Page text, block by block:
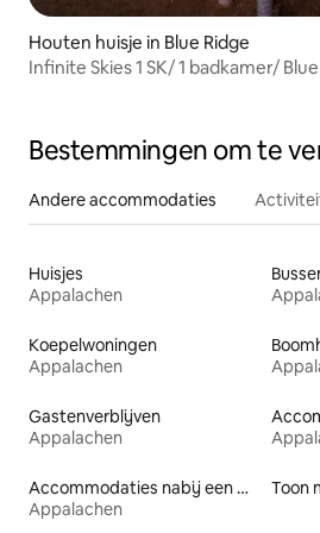
Houten huisje in Blue Ridge
Infinite Skies 1 SK/ 1 badkamer/
Bestemmingen om te
Andere accommodaties
Huisjes
Appalachen
Koepelwoningen
Appalachen
Gastenverblijven
Appalachen
Accommodaties nabij een meer
Appalachen
Toon